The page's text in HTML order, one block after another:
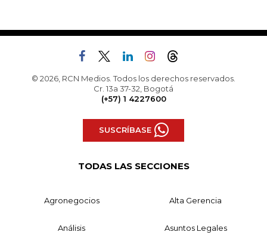
© 2026, RCN Medios. Todos los derechos reservados.
Cr. 13a 37-32, Bogotá
(+57) 1 4227600
SUSCRÍBASE
TODAS LAS SECCIONES
Agronegocios Alta Gerencia
Análisis Asuntos Legales